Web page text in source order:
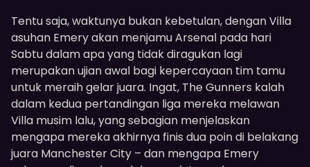
Tentu saja, waktunya bukan kebetulan, dengan Villa
asuhan Emery akan menjamu Arsenal pada hari
Sabtu dalam apa yang tidak diragukan lagi
merupakan ujian awal bagi kepercayaan tim tamu
untuk meraih gelar juara. Ingat, The Gunners kalah
dalam kedua pertandingan liga mereka melawan
Villa musim lalu, yang sebagian menjelaskan
mengapa mereka akhirnya finis dua poin di belakang
juara Manchester City – dan mengapa Emery